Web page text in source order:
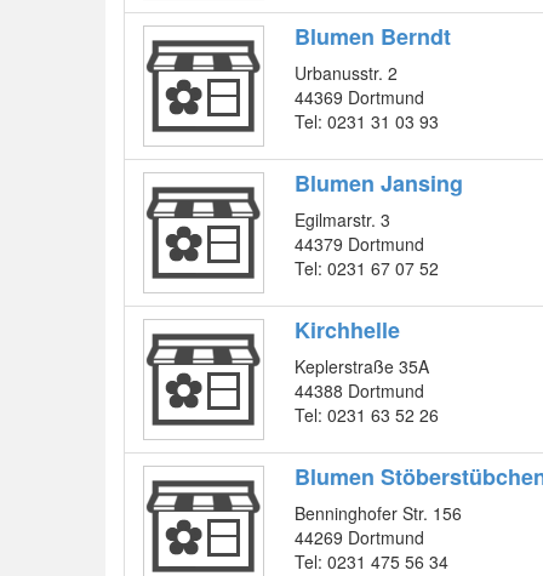
Blumen Berndt
Urbanusstr. 2
44369 Dortmund
Tel: 0231 31 03 93
Blumen Jansing
Egilmarstr. 3
44379 Dortmund
Tel: 0231 67 07 52
Kirchhelle
Keplerstraße 35A
44388 Dortmund
Tel: 0231 63 52 26
Blumen
Benninghofer Str. 156
44269 Dortmund
Tel: 0231 475 56 34